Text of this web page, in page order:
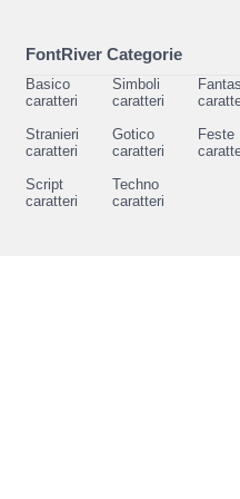
FontRiver Categorie
Basico
caratteri
Simboli
caratteri
Stranieri
caratteri
Gotico
caratteri
Feste
Script
caratteri
Techno
caratteri